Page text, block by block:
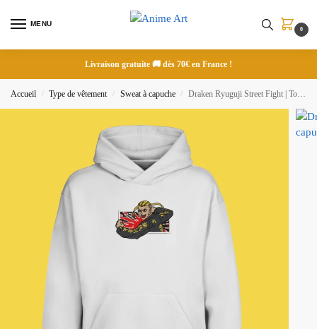
MENU
0
Livraison gratuite 🚚 dès 70€ en France !
Accueil / Type de vêtement / Sweat à capuche / Draken Ryuguji Street Fight | Tokyo Revengers | Sweat à capuche brodé